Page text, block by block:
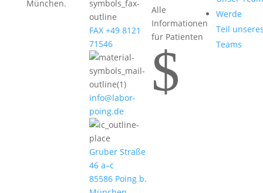
München.
FAX +49 8121
71546
info@labor-
poing.de
Gruber Straße
46 a–c
85586 Poing b.
Alle
Informationen
für Patienten
$
Werde
Teil
Teams